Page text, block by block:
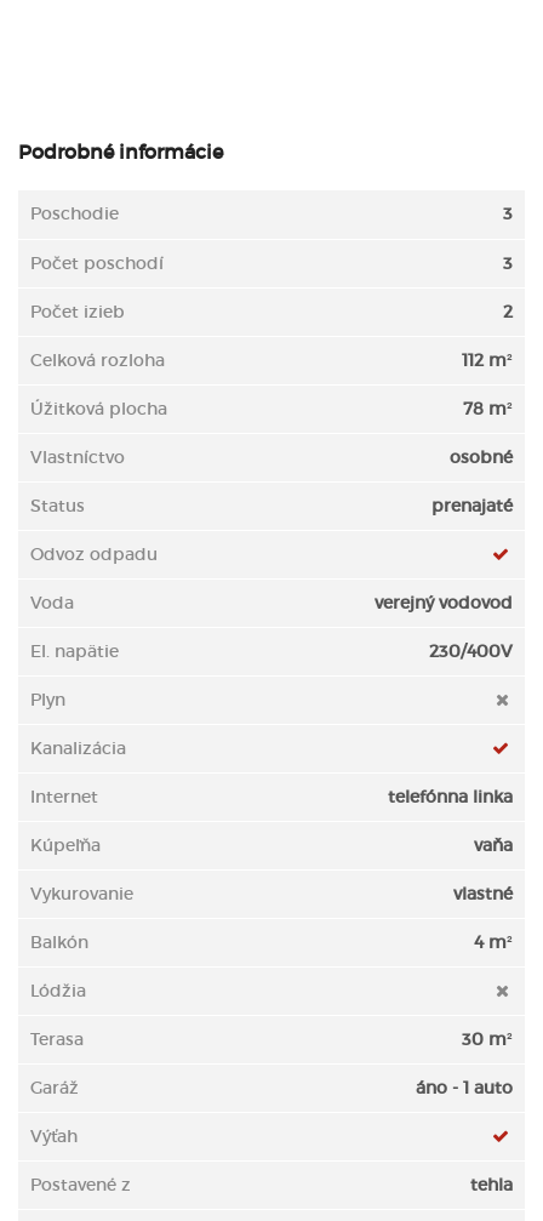
Podrobné informácie
Poschodie 3
Počet poschodí 3
Počet izieb 2
Celková rozloha 112 m²
Úžitková plocha 78 m²
Vlastníctvo osobné
Status prenajaté
Odvoz odpadu
Voda verejný vodovod
El. napätie 230/400V
Plyn
Kanalizácia
Internet telefónna linka
Kúpeľňa vaňa
Vykurovanie vlastné
Balkón 4 m²
Lódžia
Terasa 30 m²
Garáž áno - 1 auto
Výťah
Postavené z tehla